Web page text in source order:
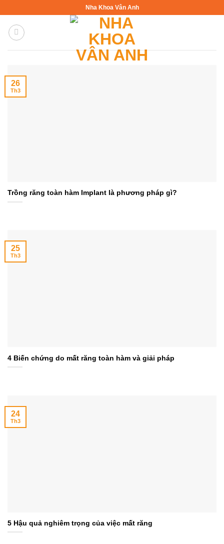
nội
Nha Khoa Vân Anh
Trồng răng toàn hàm Implant là phương pháp gì?
26
Th3
4 Biến chứng do mất răng toàn hàm và giải pháp
25
Th3
5 Hậu quả nghiêm trọng của việc mất răng
24
Th3